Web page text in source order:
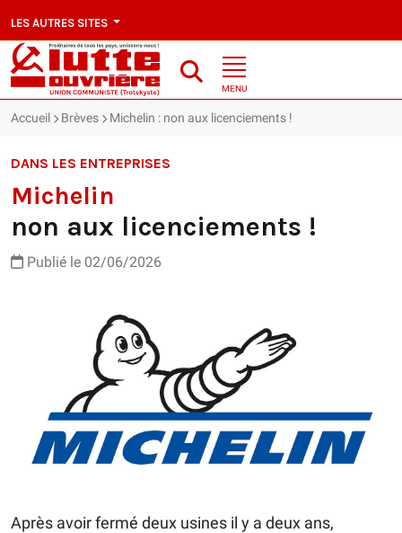
LES AUTRES SITES
MENU
Accueil Brèves Michelin : non aux licenciements !
DANS LES ENTREPRISES
Michelin
non aux licenciements !
Publié le 02/06/2026
Après avoir fermé deux usines il y a deux ans,